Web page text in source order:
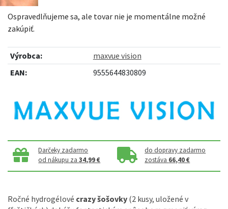
Ospravedlňujeme sa, ale tovar nie je momentálne možné
zakúpiť.
Výrobca:
maxvue vision
EAN:
9555644830809
Darčeky zadarmo
od nákupu za34,99 €
do dopravy zadarmo
zostáva 66,40 €
Ročné hydrogélové crazy šošovky (2 kusy, uložené v